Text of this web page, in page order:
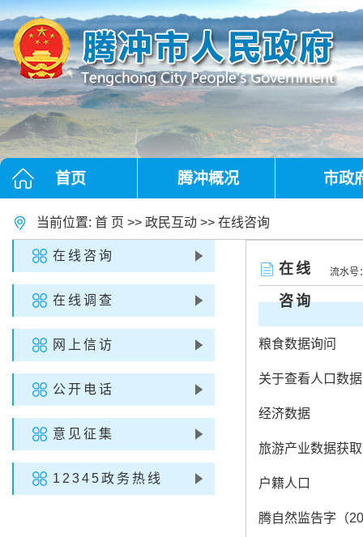
首页 腾冲概况 市政
当前位置: 首 页 >> 政民互动 >> 在线咨询
流水号
在线
咨询
粮食数据询问
关于查看人口数
经济数据
旅游产业数据获取
户籍人口
腾自然监告字（
在线咨询
在线调查
网上信访
公开电话
意见征集
12345政务热线